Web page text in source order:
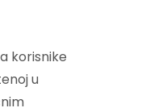
korisnike
u